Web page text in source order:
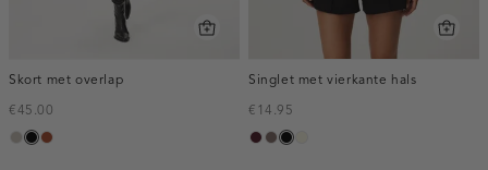
Skort met overlap
€45.00
taupe,
zwartbruin
Singlet met vierkante hals
€14.95
pruim,
taupe
zwart